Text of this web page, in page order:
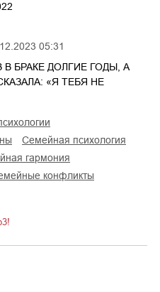
05:31
БРАКЕ ДОЛГИЕ ГОДЫ, А
«Я ТЕБЯ НЕ
семейная психология
гармония
конфликты